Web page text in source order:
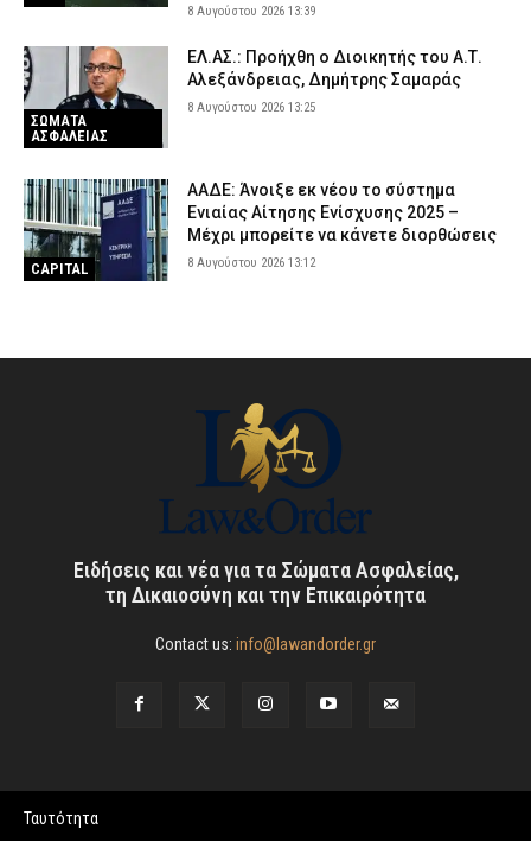
8 Αυγούστου 2026 13:39
ΣΩΜΑΤΑ
ΑΣΦΑΛΕΙΑΣ
ΕΛ.ΑΣ.: Προήχθη ο Διοικητής του Α.Τ.
Αλεξάνδρειας, Δημήτρης Σαμαράς
8 Αυγούστου 2026 13:25
CAPITAL
ΑΑΔΕ: Άνοιξε εκ νέου το σύστημα
Ενιαίας Αίτησης Ενίσχυσης 2025 –
Μέχρι μπορείτε να κάνετε διορθώσεις
8 Αυγούστου 2026 13:12
Ειδήσεις και νέα για τα Σώματα Ασφαλείας,
τη Δικαιοσύνη και την Επικαιρότητα
Contact us: info@lawandorder.gr
Ταυτότητα